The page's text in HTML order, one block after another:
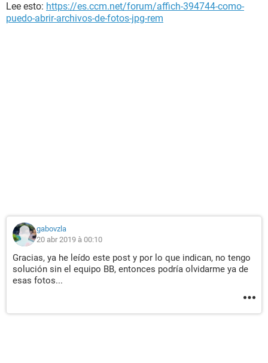
Lee esto: https://es.ccm.net/forum/affich-394744-como-
puedo-abrir-archivos-de-fotos-jpg-rem
gabovzla
20 abr 2019 à 00:10
Gracias, ya he leído este post y por lo que indican, no tengo
solución sin el equipo BB, entonces podría olvidarme ya de
esas fotos...